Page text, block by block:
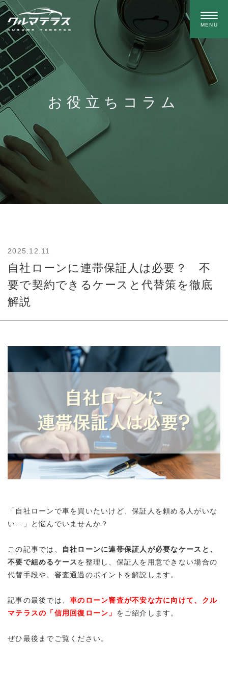
お役立ちコラム
2025.12.11
自社ローンに連帯保証人は必要？ 不
要で契約できるケースと代替策を徹底
解説
「自社ローンで車を買いたいけど、保証人を頼める人がいな
い…」と悩んでいませんか？
この記事では、
自社ローンに連帯保証人が必要なケースと、
不要で組めるケースを整理し、保証人を用意できない場合の
代替手段や、審査通過のポイントを解説します。
記事の最後では、車のローン審査が不安な方に向けて、クル
マテラスの「信用回復ローン」 をご紹介します。
ぜひ最後までご覧ください。